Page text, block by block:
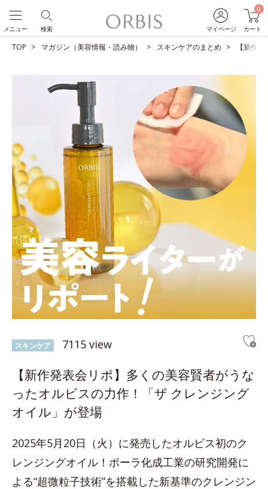
マイページ
0
カート
検索
メニュー
TOP マガジン（美容情報・読み物） スキンケアのまとめ 【新作
スキンケア 7115 view
【新作発表会リポ】多くの美容賢者がうな
ったオルビスの力作！「ザ クレンジング
オイル」が登場
2025年5月20日（火）に発売したオルビス初のク
レンジングオイル！ポーラ化成工業の研究開発に
よる“超微粒子技術”を搭載した新基準のクレンジン